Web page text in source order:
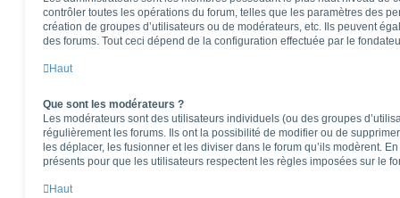
contrôler toutes les opérations du forum, telles que les paramètres des
création de groupes d’utilisateurs ou de modérateurs, etc. Ils peuvent
des forums. Tout ceci dépend de la configuration effectuée par le
Haut
Que sont les modérateurs ?
Les modérateurs sont des utilisateurs individuels (ou des groupes
régulièrement les forums. Ils ont la possibilité de modifier ou de
les déplacer, les fusionner et les diviser dans le forum qu’ils modèrent.
présents pour que les utilisateurs respectent les règles imposées sur le
Haut